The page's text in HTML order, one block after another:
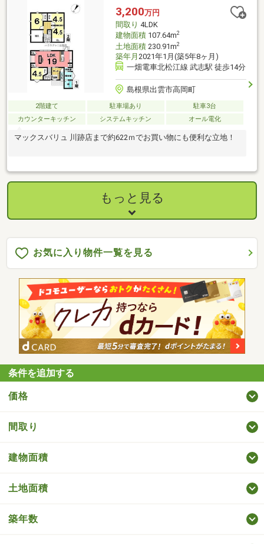
3,200万円
間取り 4LDK
建物面積107.64m2
土地面積230.91m2
築年月 2021年1月(築5年8ヶ月)
一畑電車北松江線 武志駅 徒歩14分
島根県出雲市高岡町
2階建て 駐車場あり
駐車3台
カウンターキッチン
システムキッチン オール電化
マックスバリュ 川跡店まで約622ｍでお買い物にも便利な立地！
もっと見る
お気に入り物件一覧を見る
条件を追加する
価格
間取り
建物面積
土地面積
築年数